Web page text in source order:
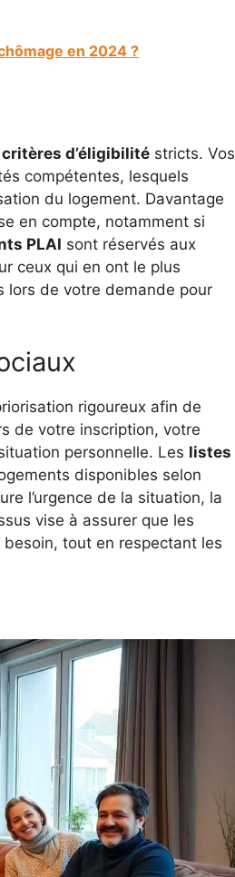
en 2024 ?
critères d’éligibilité stricts. Vos
compétentes, lesquels
du logement. Davantage
en compte, notamment si
PLAI sont réservés aux
ceux qui en ont le plus
lors de votre demande pour
rigoureux afin de
de votre inscription, votre
personnelle. Les listes
disponibles selon
l’urgence de la situation, la
vise à assurer que les
tout en respectant les